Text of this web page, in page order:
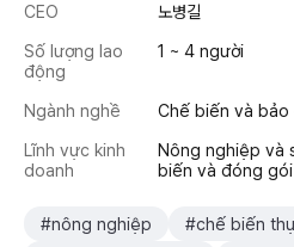
CEO
노병길
Số lượng lao
động
1 ~ 4 người
Ngành nghề
Chế biến và bảo
Lĩnh vực kinh
doanh
Nông nghiệp và
biến và đóng
#nông nghiệp
#chế biến